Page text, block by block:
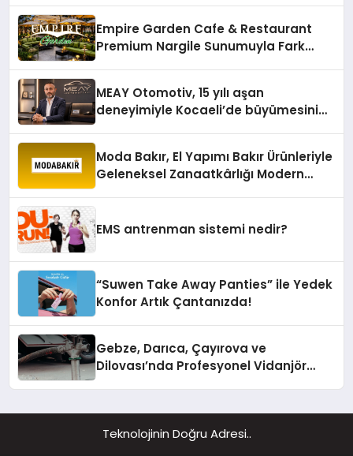
Empire Garden Cafe & Restaurant
Premium Nargile Sunumuyla Fark
MEAY Otomotiv, 15 yılı aşan
deneyimiyle Kocaeli’de büyümesini
Moda Bakır, El Yapımı Bakır Ürünleriyle
Geleneksel Zanaatkârlığı Modern
EMS antrenman sistemi nedir?
“Suwen Take Away Panties” ile Yedek
Konfor Artık Çantanızda!
Gebze, Darıca, Çayırova ve
Dilovası’nda Profesyonel Vidanjör
Teknolojinin Doğru Adresi..